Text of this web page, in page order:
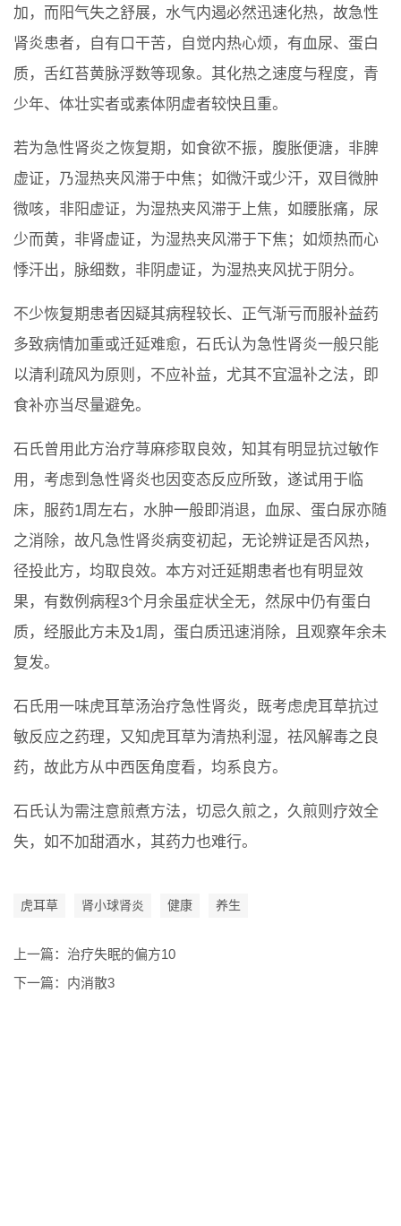
加，而阳气失之舒展，水气内遏必然迅速化热，故急性
肾炎患者，自有口干苦，自觉内热心烦，有血尿、蛋白
质，舌红苔黄脉浮数等现象。其化热之速度与程度，青
少年、体壮实者或素体阴虚者较快且重。
若为急性肾炎之恢复期，如食欲不振，腹胀便溏，非脾
虚证，乃湿热夹风滞于中焦；如微汗或少汗，双目微肿
微咳，非阳虚证，为湿热夹风滞于上焦，如腰胀痛，尿
少而黄，非肾虚证，为湿热夹风滞于下焦；如烦热而心
悸汗出，脉细数，非阴虚证，为湿热夹风扰于阴分。
不少恢复期患者因疑其病程较长、正气渐亏而服补益药
多致病情加重或迁延难愈，石氏认为急性肾炎一般只能
以清利疏风为原则，不应补益，尤其不宜温补之法，即
食补亦当尽量避免。
石氏曾用此方治疗荨麻疹取良效，知其有明显抗过敏作
用，考虑到急性肾炎也因变态反应所致，遂试用于临
床，服药1周左右，水肿一般即消退，血尿、蛋白尿亦随
之消除，故凡急性肾炎病变初起，无论辨证是否风热，
径投此方，均取良效。本方对迁延期患者也有明显效
果，有数例病程3个月余虽症状全无，然尿中仍有蛋白
质，经服此方未及1周，蛋白质迅速消除，且观察年余未
复发。
石氏用一味虎耳草汤治疗急性肾炎，既考虑虎耳草抗过
敏反应之药理，又知虎耳草为清热利湿，祛风解毒之良
药，故此方从中西医角度看，均系良方。
石氏认为需注意煎煮方法，切忌久煎之，久煎则疗效全
失，如不加甜酒水，其药力也难行。
虎耳草 肾小球肾炎 健康 养生
上一篇： 治疗失眠的偏方10
下一篇： 内消散3